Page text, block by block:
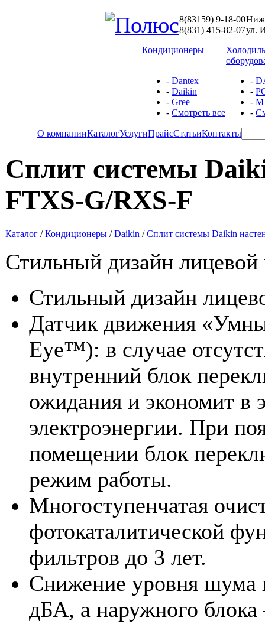
8(83159) 9-18-00
8(831) 415-82-07ул.
Кондиционеры
- Dantex
- Daikin
- Gree
- Смотреть все
-
-
-
-
О компанииКаталогУслугиПрайсСтатьиКонтакты
Сплит системы
FTXS-G/RXS-F
Каталог /Кондиционеры /Daikin /Сплит системы Daikin
Стильный дизайн
Стильный дизайн
Датчик движения
Eye™): в случае
внутренний блок
ожидания и экономит в
электроэнергии. При
помещении блок
режим работы.
Многоступенчатая
фотокаталитической
фильтров до 3 лет.
Снижение уровня шума
дБА, а наружного